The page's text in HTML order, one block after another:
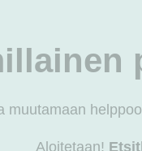
92mm keskiölaakeri